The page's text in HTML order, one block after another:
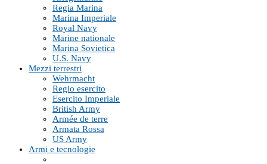
Regia Marina
Marina Imperiale
Royal Navy
Marine nationale
Marina Sovietica
U.S. Navy
Mezzi terrestri
Wehrmacht
Regio esercito
Esercito Imperiale
British Army
Armée de terre
Armata Rossa
US Army
Armi e tecnologie